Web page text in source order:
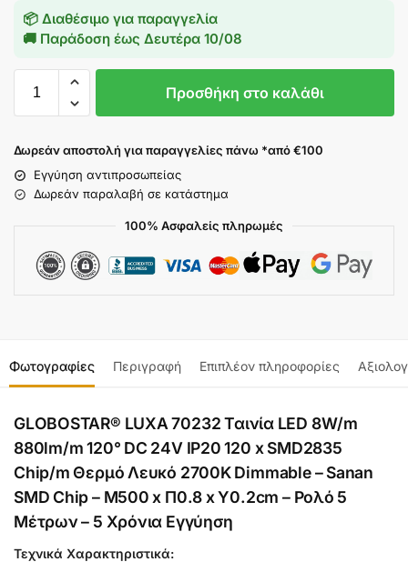
📦 Διαθέσιμο για παραγγελία
🚚 Παράδοση έως Δευτέρα 10/08
Προσθήκη στο καλάθι
Δωρεάν αποστολή για παραγγελίες πάνω *από €100
Εγγύηση αντιπροσωπείας
Δωρεάν παραλαβή σε κατάστημα
100% Ασφαλείς πληρωμές
Φωτογραφίες Περιγραφή Επιπλέον πληροφορίες
GLOBOSTAR® LUXA 70232 Ταινία LED 8W/m
880lm/m 120° DC 24V IP20 120 x SMD2835
Chip/m Θερμό Λευκό 2700K Dimmable – Sanan
SMD Chip – Μ500 x Π0.8 x Υ0.2cm – Ρολό 5
Μέτρων – 5 Χρόνια Εγγύηση
Τεχνικά Χαρακτηριστικά: